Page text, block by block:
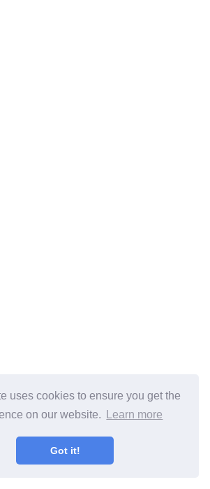
uses cookies to ensure you get the
on our website.
Learn more
Got it!